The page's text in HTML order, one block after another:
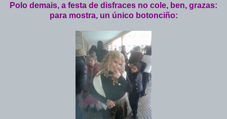
Polo demais, a festa de disfraces no cole, ben, grazas:
para mostra, un único botonciño: